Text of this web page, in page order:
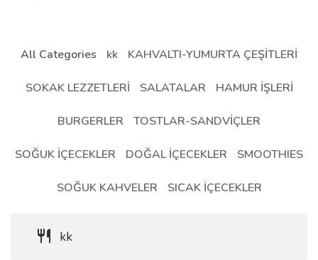
All Categories kk KAHVALTI-YUMURTA ÇEŞİTLERİ
SOKAK LEZZETLERİ SALATALAR HAMUR İŞLERİ
BURGERLER TOSTLAR-SANDVİÇLER
SOĞUK İÇECEKLER DOĞAL İÇECEKLER SMOOTHIES
SOĞUK KAHVELER SICAK İÇECEKLER
kk